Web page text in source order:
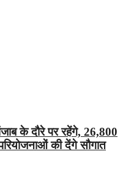
के दौरे पर रहेंगे, 26,800
की देंगे सौगात